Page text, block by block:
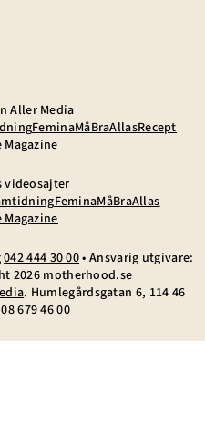
Aller Media
FeminaMåBraAllasRecept
Magazine
videosajter
FeminaMåBraAllas
Magazine
042 444 30 00• Ansvarig utgivare:
2026 motherhood.se
. Humlegårdsgatan 6, 114 46
08 679 46 00